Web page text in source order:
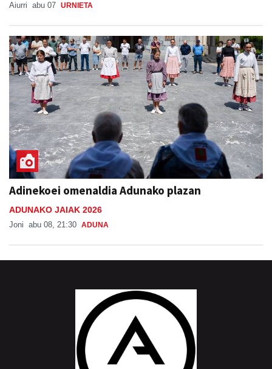
Aiurri abu 07 URNIETA
Adinekoei omenaldia Adunako plazan
ADUNAKO JAIAK 2026
Joni abu 08, 21:30 ADUNA